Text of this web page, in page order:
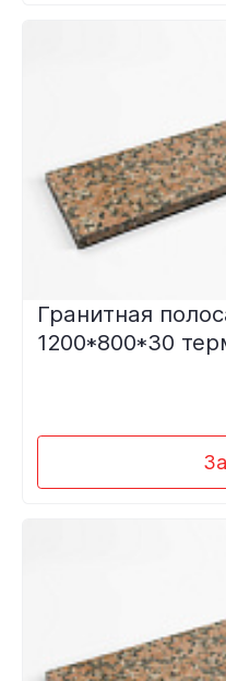
Гранитная
1200*800*30